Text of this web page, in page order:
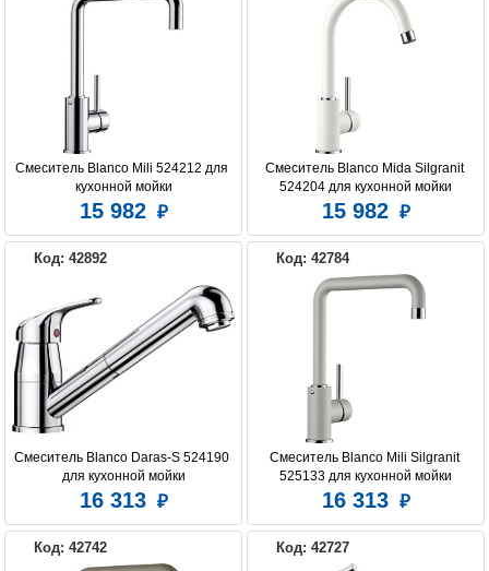
Смеситель Blanco Mili 524212 для
кухонной мойки
15 982
Смеситель Blanco Mida Silgranit
524204 для кухонной мойки
15 982
Код: 42892
Смеситель Blanco Daras-S 524190
для кухонной мойки
16 313
Код: 42784
Смеситель Blanco Mili Silgranit
525133 для кухонной мойки
16 313
Код: 42742 Код: 42727